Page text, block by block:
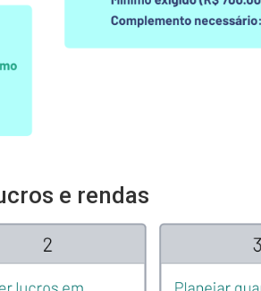
e rendas